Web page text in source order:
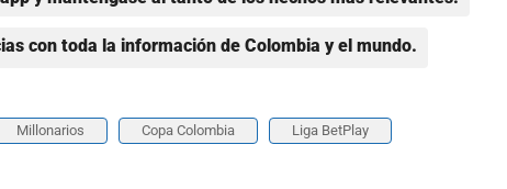
con toda la información de Colombia y el mundo.
Millonarios Copa Colombia Liga BetPlay